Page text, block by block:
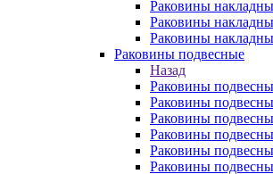
Раковины
Раковины
Раковины
Раковины подвесные
Назад
Раковины
Раковины
Раковины
Раковины
Раковины
Раковины